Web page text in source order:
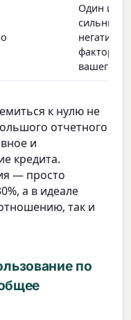
Один из
сильных
факторов
вашего
к нулю не
отчетного
и
кредита.
— просто
а в идеале
так и
по